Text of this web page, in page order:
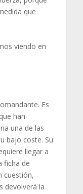
que
viendo en
Es
han
una de las
bajo coste. Su
llegar a
ficha de
cuestión,
devolverá la